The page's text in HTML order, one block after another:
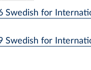
Swedish for
Swedish for